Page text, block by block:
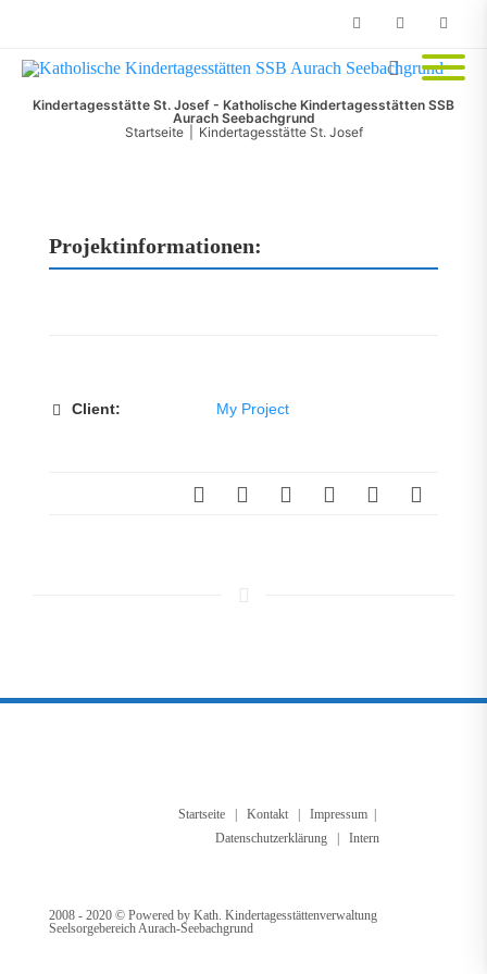
Phone FacebookEmail
Kindertagesstätte St. Josef - Katholische Kindertagesstätten SSB
Aurach Seebachgrund
Startseite
Kindertagesstätte St. Josef
Projektinformationen:
Client: My Project
Startseite Kontakt Impressum
Datenschutzerklärung | Intern
2008 - 2020 © Powered by Kath. Kindertagesstättenverwaltung
Seelsorgebereich Aurach-Seebachgrund